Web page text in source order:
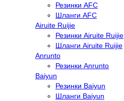
Резинки AFC
Шланги AFC
Airuite Ruijie
Резинки Airuite Ruijie
Шланги Airuite Ruijie
Anrunto
Резинки Anrunto
Baiyun
Резинки Baiyun
Шланги Baiyun